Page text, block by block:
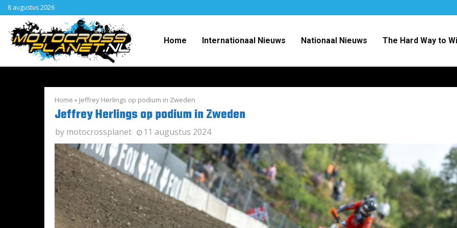
8 augustus 2026
Home Internationaal Nieuws Nationaal Nieuws The Hard Way to
Home » Jeffrey Herlings op podium in Zweden
Jeffrey Herlings op podium in Zweden
by motocrossplanet 11 augustus 2024